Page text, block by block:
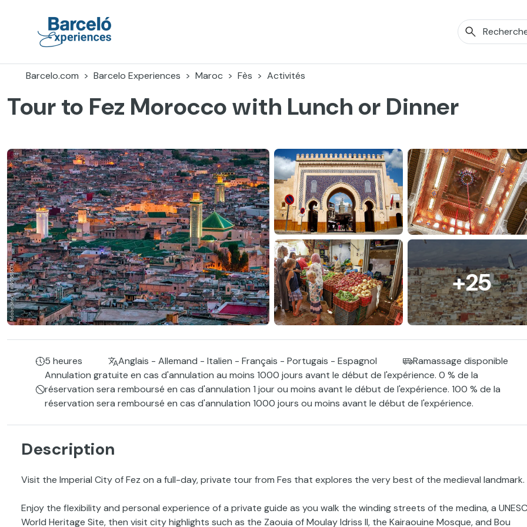
Barcelo.com
Barcelo Experiences Maroc Fès Activités
Tour to Fez Morocco with Lunch or Dinner
+25
5 heures Anglais - Allemand - Italien - Français - Portugais - Espagnol
Ramassage disponible
Annulation gratuite en cas d'annulation au moins 1000 jours avant le début de l'expérience. 0 % de la
réservation sera remboursé en cas d'annulation 1 jour ou moins avant le début de l'expérience. 100 % de la
réservation sera remboursé en cas d'annulation 1000 jours ou moins avant le début de l'expérience.
Description
Visit the Imperial City of Fez on a full-day, private tour from Fes that explores the very best of the medieval landmark.
Enjoy the flexibility and personal experience of a private guide as you walk the winding streets of the medina, a
World Heritage Site, then visit city highlights such as the Zaouia of Moulay Idriss II, the Kairaouine Mosque, and Bou